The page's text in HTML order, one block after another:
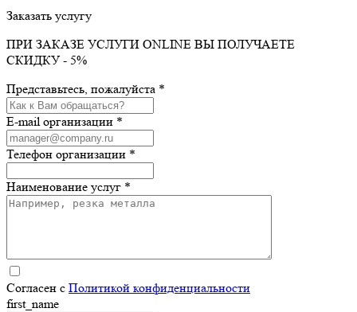
Заказать услугу
ПРИ ЗАКАЗЕ УСЛУГИ ONLINE ВЫ ПОЛУЧАЕТЕ
СКИДКУ - 5%
Представьтесь, пожалуйста *
E-mail организации *
Телефон организации *
Наименование услуг *
Согласен с Политикой конфиденциальности
first_name